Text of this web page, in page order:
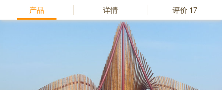
产品 详情 评价 17